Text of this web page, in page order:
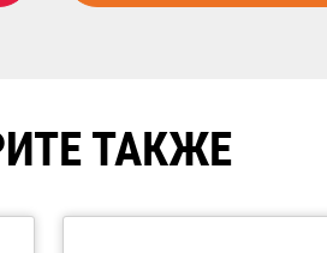
ТАКЖЕ